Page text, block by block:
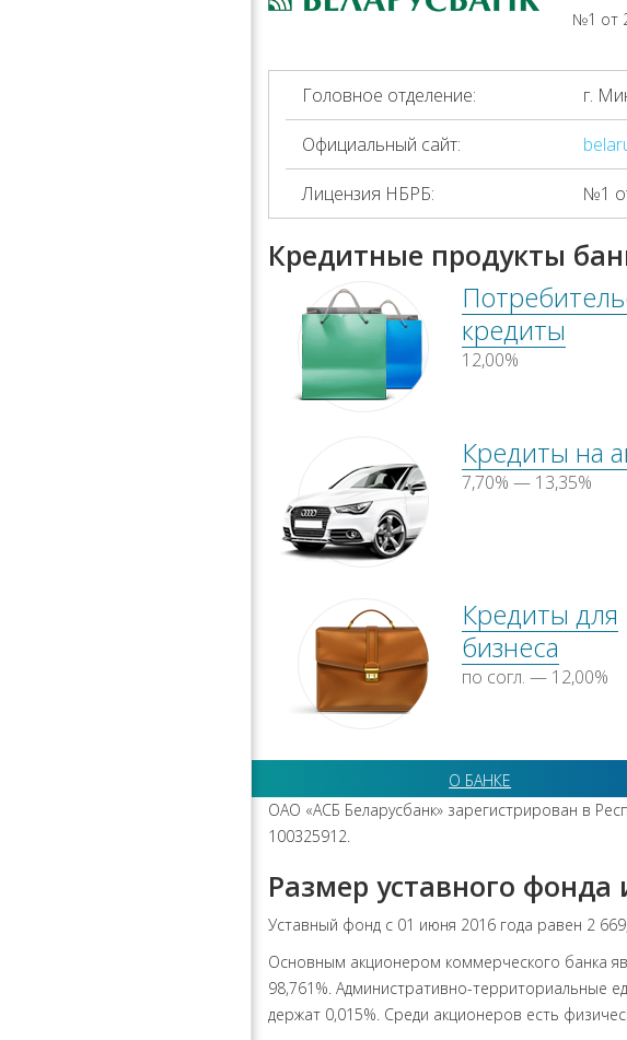
№1 от
Головное отделение: г.
Официальный сайт:
Лицензия НБРБ: №1
Кредитные продукты
кредиты
12,00%
Кредиты на
7,70% — 13,35%
Кредиты для
бизнеса
по согл. — 12,00%
О БАНКЕ
ОАО «АСБ Беларусбанк» зарегистрирован в
100325912.
Размер уставного фонда
Уставный фонд с 01 июня 2016 года равен 2
Основным акционером коммерческого банка
98,761%. Административно-территориальные
держат 0,015%. Среди акционеров есть